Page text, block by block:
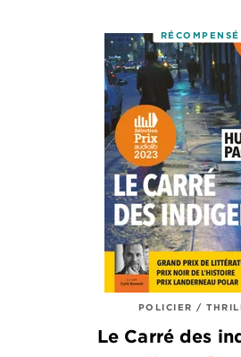
RÉCOMPENSÉ
POLICIER /
Le Carré des